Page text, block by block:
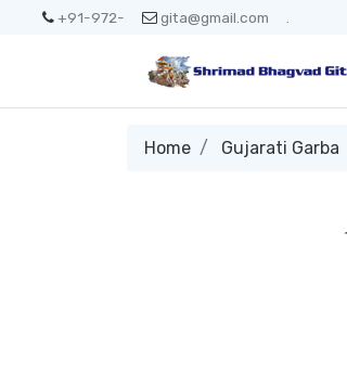
+91-972- gita@gmail.com
Home Gujarati Garba